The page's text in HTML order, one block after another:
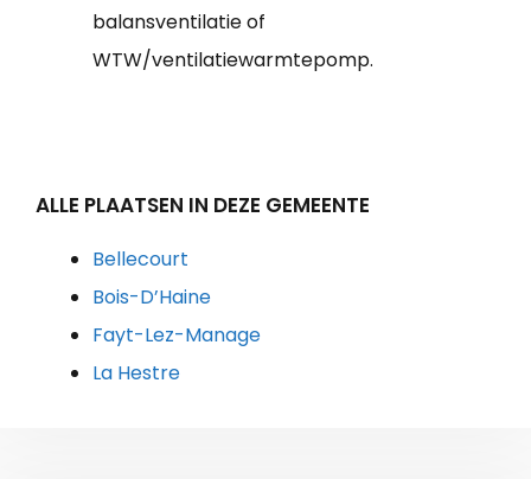
balansventilatie of
WTW/ventilatiewarmtepomp.
ALLE PLAATSEN IN DEZE GEMEENTE
Bellecourt
Bois-D’Haine
Fayt-Lez-Manage
La Hestre